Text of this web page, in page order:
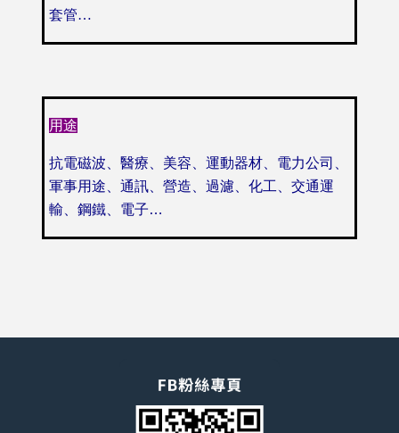
套管…
用途
抗電磁波、醫療、美容、運動器材、電力公司、
軍事用途、通訊、營造、過濾、 化工、交通運
輸、鋼鐵、電子…